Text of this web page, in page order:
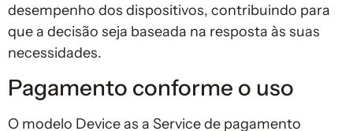
desempenho dos dispositivos, contribuindo para
que a decisão seja baseada na resposta às suas
necessidades.
Pagamento conforme o uso
O modelo Device as a Service de pagamento